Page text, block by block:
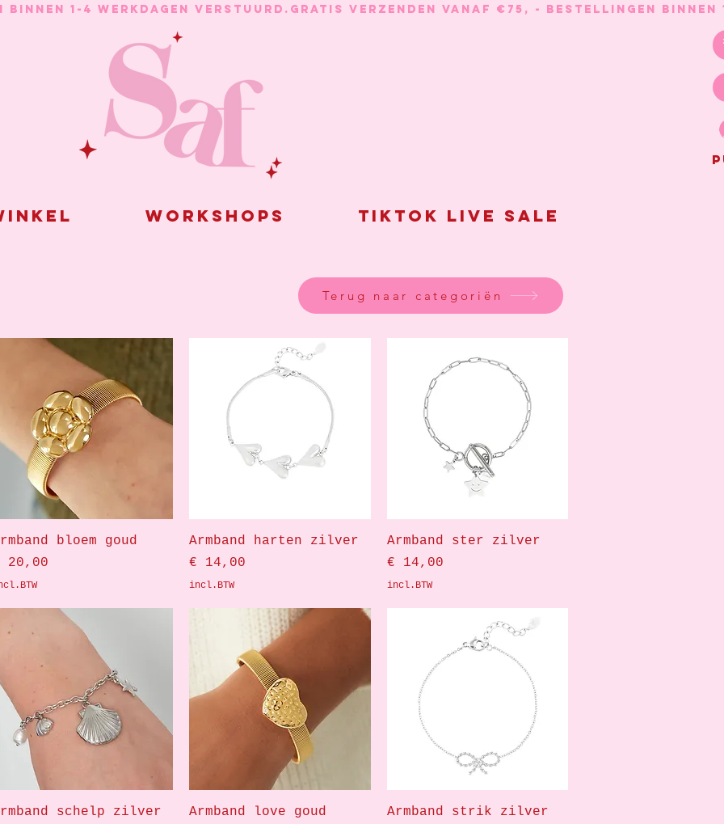
1-4 WERKDAGEN VERSTUURD.
Workshops Tiktok live sale
Terug naar categoriën
Snel overzicht
bloem goud
20,00
Snel overzicht
Armband harten zilver
Prijs
€ 14,00
incl.BTW
Snel overzicht
Armband ster zilver
Prijs
€ 14,00
incl.BTW
Snel overzicht
schelp zilver
Snel overzicht
Armband love goud
Snel overzicht
Armband strik zilver